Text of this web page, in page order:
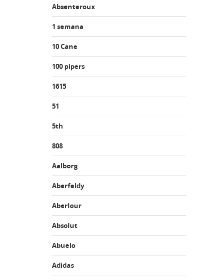
Absenteroux
1 semana
10 Cane
100 pipers
1615
51
5th
808
Aalborg
Aberfeldy
Aberlour
Absolut
Abuelo
Adidas